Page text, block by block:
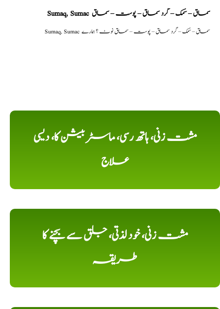
Sumaq, Sumac سماق – سُمک – گرد سماق – پوست – سماق
Sumaq, Sumac سماق – سُمک – گرد سماق – پوست – سماق نوٹ ؟ ہمارے
مشت زنی، ہاتھ رسی، ماسٹر بیشن کا، دیسی
علاج
مشت زنی، خود لذتی، جلق سے بچنے کا
طریقہ